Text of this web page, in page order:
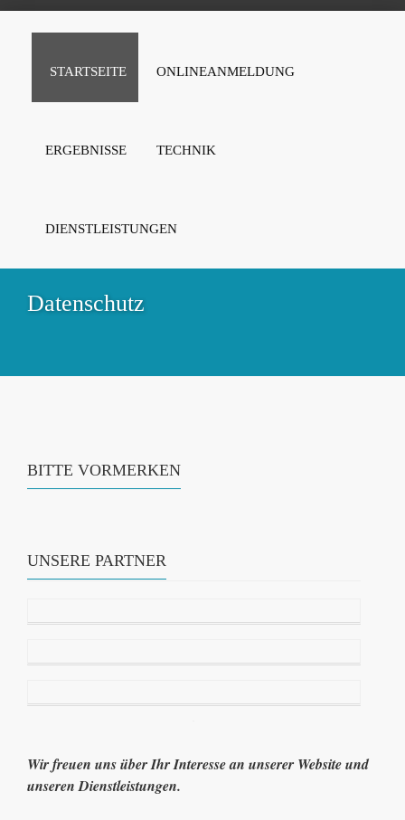
STARTSEITE ONLINEANMELDUNG
ERGEBNISSE TECHNIK
DIENSTLEISTUNGEN
Datenschutz
BITTE VORMERKEN
UNSERE PARTNER
Wir freuen uns über Ihr Interesse an unserer Website und
unseren Dienstleistungen.